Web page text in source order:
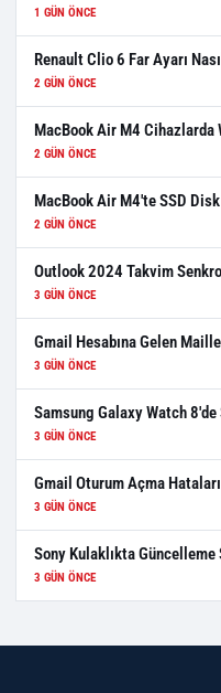
1 GÜN ÖNCE
Renault Clio 6 Far Ayarı
2 GÜN ÖNCE
MacBook Air M4 Cihazlarda
2 GÜN ÖNCE
MacBook Air M4'te SSD
2 GÜN ÖNCE
Outlook 2024 Takvim
3 GÜN ÖNCE
Gmail Hesabına Gelen
3 GÜN ÖNCE
Samsung Galaxy Watch
3 GÜN ÖNCE
Gmail Oturum Açma
3 GÜN ÖNCE
Sony Kulaklıkta Güncelleme
3 GÜN ÖNCE